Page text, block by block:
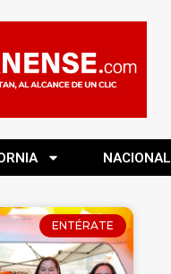
NACIONAL
ENTÉRATE